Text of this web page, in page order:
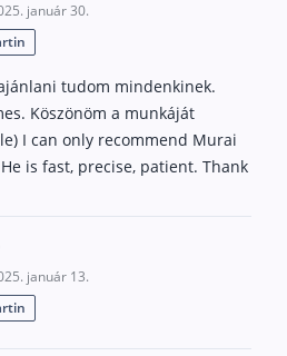
január 30.
tudom mindenkinek.
Köszönöm a munkáját
I can only recommend Murai
is fast, precise, patient. Thank
január 13.